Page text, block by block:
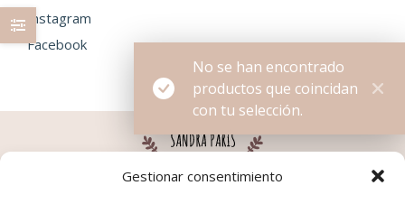
Gestionar consentimiento
No se han encontrado
productos que coincidan
con tu selección.
Instagram
Facebook
© Sandra París. Todos los derechos reservados. Desarrollado